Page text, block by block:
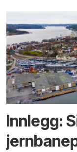
Innlegg: